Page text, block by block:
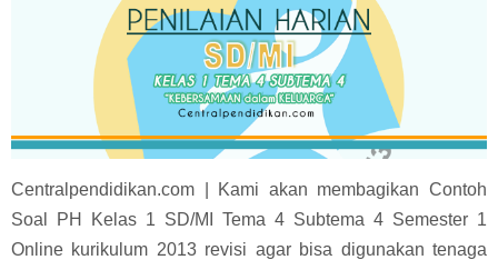
Centralpendidikan.com | Kami akan membagikan Contoh
Soal PH Kelas 1 SD/MI Tema 4 Subtema 4 Semester 1
Online kurikulum 2013 revisi agar bisa digunakan tenaga